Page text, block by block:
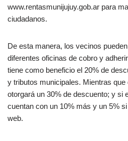
www.rentasmunijujuy.gob.ar para
ciudadanos.
De esta manera, los vecinos
diferentes oficinas de cobro y
tiene como beneficio el 20% de
y tributos municipales. Mientras
otorgará un 30% de descuento; y si
cuentan con un 10% más y un 5%
web.